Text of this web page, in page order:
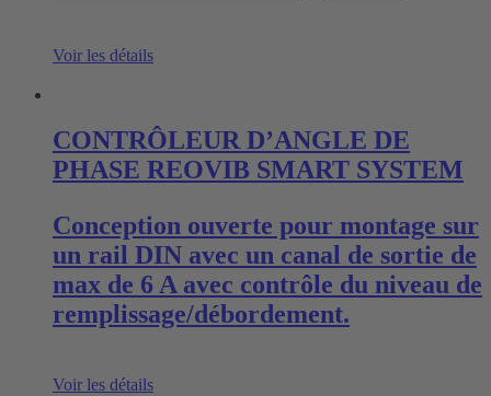
Voir les détails
CONTRÔLEUR D’ANGLE DE
PHASE REOVIB SMART SYSTEM
Conception ouverte pour montage sur
un rail DIN avec un canal de sortie de
max de 6 A avec contrôle du niveau de
remplissage/débordement.
Voir les détails